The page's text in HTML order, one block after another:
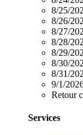
8/25/
8/26/
8/27/
8/28/
8/29/
8/30/
8/31/
9/1/
Retour
Services